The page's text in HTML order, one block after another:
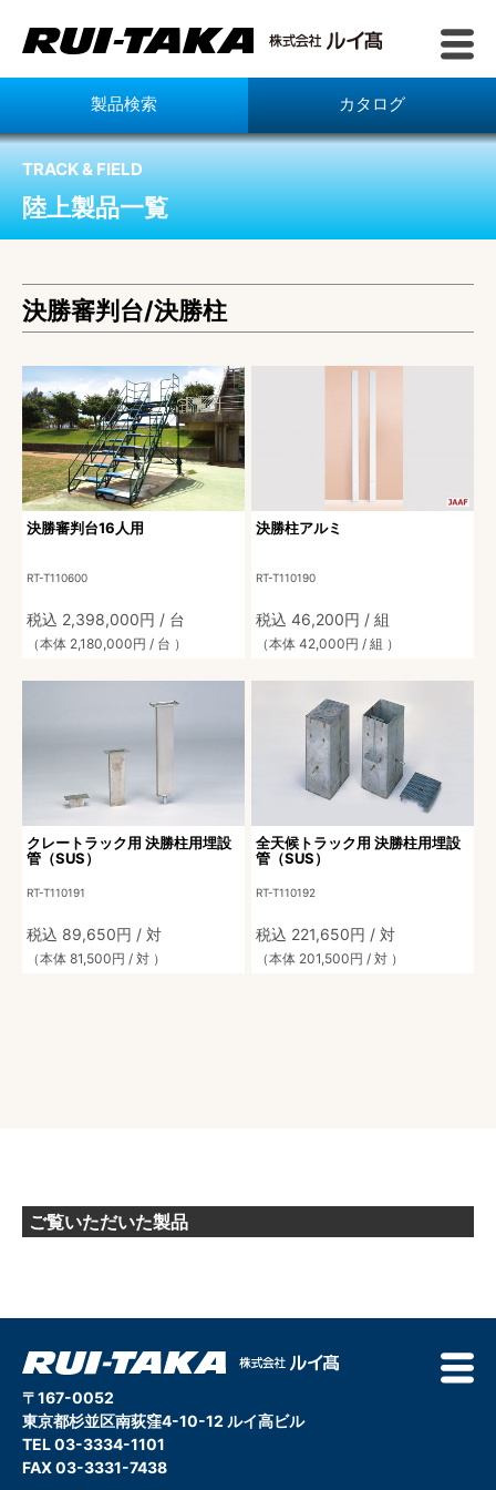
製品検索 カタログ
陸上製品一覧
TRACK & FIELD
決勝審判台/決勝柱
決勝審判台16人用
RT-T110600
税込 2,398,000円 / 台
（本体 2,180,000円 / 台 ）
決勝柱アルミ
RT-T110190
税込 46,200円 / 組
（本体 42,000円 / 組 ）
クレートラック用 決勝柱用埋設
管（SUS）
RT-T110191
税込 89,650円 / 対
（本体 81,500円 / 対 ）
全天候トラック用 決勝柱用埋設
管（SUS）
RT-T110192
税込 221,650円 / 対
（本体 201,500円 / 対 ）
ご覧いただいた製品
〒167-0052
東京都杉並区南荻窪4-10-12 ルイ高ビル
TEL 03-3334-1101
FAX 03-3331-7438